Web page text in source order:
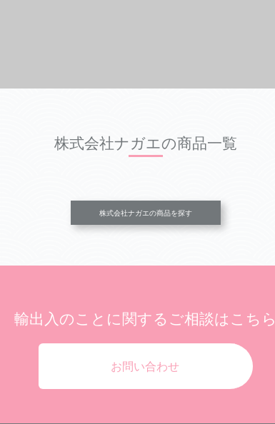
株式会社ナガエの商品一覧
株式会社ナガエの商品を探す
輸出入のことに関する ご相談はこちら
お問い合わせ